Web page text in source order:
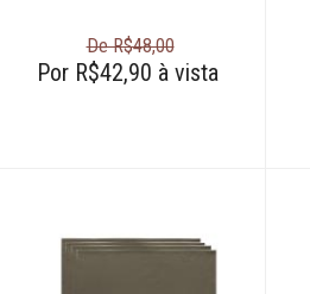
De R$48,00
Por R$42,90 à vista